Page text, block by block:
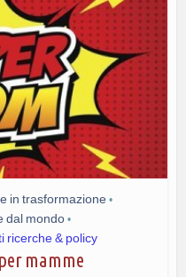
in trasformazione •
dal mondo •
ricerche & policy
mamme